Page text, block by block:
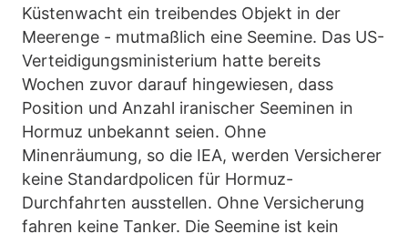
Küstenwacht ein treibendes Objekt in der
Meerenge - mutmaßlich eine Seemine. Das US-
Verteidigungsministerium hatte bereits
Wochen zuvor darauf hingewiesen, dass
Position und Anzahl iranischer Seeminen in
Hormuz unbekannt seien. Ohne
Minenräumung, so die IEA, werden Versicherer
keine Standardpolicen für Hormuz-
Durchfahrten ausstellen. Ohne Versicherung
fahren keine Tanker. Die Seemine ist kein